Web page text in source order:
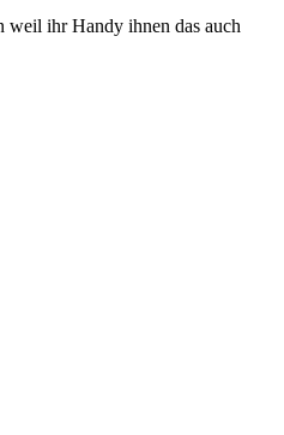
weil ihr Handy ihnen das auch